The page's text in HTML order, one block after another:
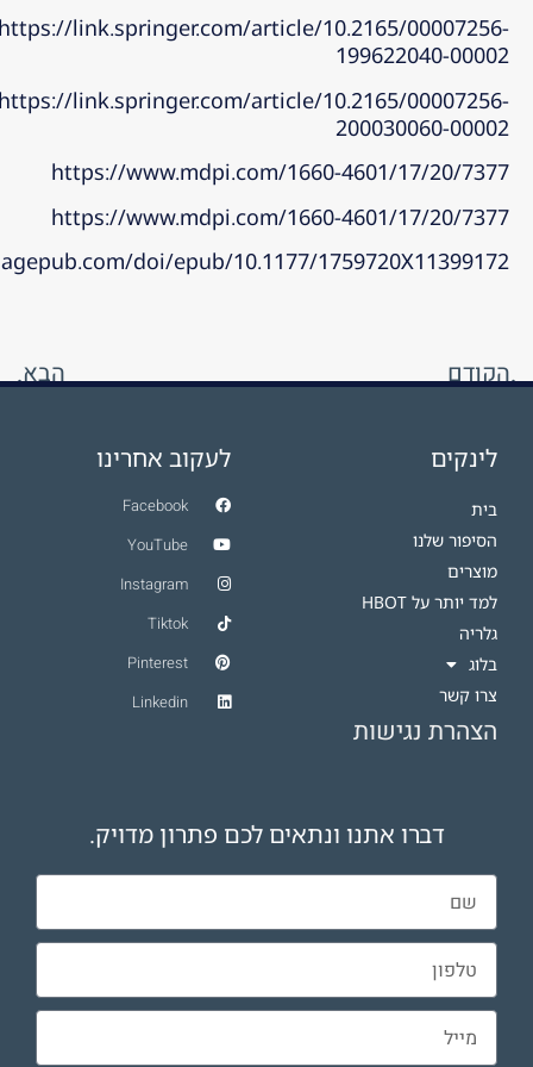
link.springer.com/article/10.2165/00007256-
199622040-00002
link.springer.com/article/10.2165/00007256-
200030060-00002
https://www.mdpi.com/1660-4601/17/20/7377
https://www.mdpi.com/1660-4601/17/20/7377
doi/epub/10.1177/1759720X11399172
הקודם הבא
לינקים
בית
הסיפור שלנו
מוצרים
למד יותר על HBOT​
גלריה
בלוג
צרו קשר
הצהרת נגישות
לעקוב אחרינו
Facebook
YouTube
Instagram
Tiktok
Pinterest
Linkedin
דברו אתנו ונתאים לכם פתרון מדויק.